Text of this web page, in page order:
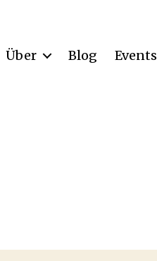
Über Blog Events